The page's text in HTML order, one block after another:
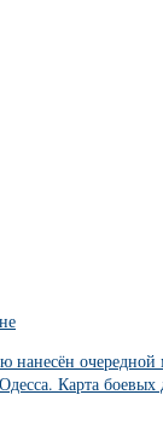
нанесён
Карта